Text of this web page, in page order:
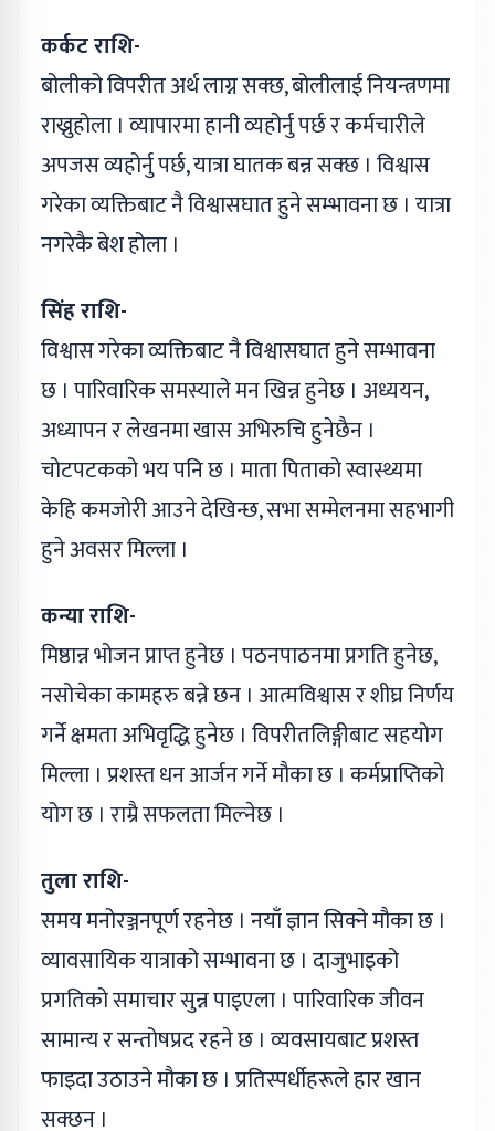
कर्कट राशि-
बोलीको विपरीत अर्थ लाग्न सक्छ, बोलीलाई नियन्त्रणमा
राख्नुहोला । व्यापारमा हानी व्यहोर्नु पर्छ र कर्मचारीले
अपजस व्यहोर्नु पर्छ, यात्रा घातक बन्न सक्छ । विश्वास
गरेका व्यक्तिबाट नै विश्वासघात हुने सम्भावना छ । यात्रा
नगरेकै बेश होला ।
सिंह राशि-
विश्वास गरेका व्यक्तिबाट नै विश्वासघात हुने सम्भावना
छ । पारिवारिक समस्याले मन खिन्न हुनेछ । अध्ययन,
अध्यापन र लेखनमा खास अभिरुचि हुनेछैन ।
चोटपटकको भय पनि छ । माता पिताको स्वास्थ्यमा
केहि कमजोरी आउने देखिन्छ, सभा सम्मेलनमा सहभागी
हुने अवसर मिल्ला ।
कन्या राशि-
मिष्ठान्न भोजन प्राप्त हुनेछ । पठनपाठनमा प्रगति हुनेछ,
नसोचेका कामहरु बन्ने छन । आत्मविश्वास र शीघ्र निर्णय
गर्ने क्षमता अभिवृद्धि हुनेछ । विपरीतलि‌ङ्गीबाट सहयोग
मिल्ला । प्रशस्त धन आर्जन गर्ने मौका छ । कर्मप्राप्तिको
योग छ । राम्रै सफलता मिल्नेछ ।
तुला राशि-
समय मनोरञ्जनपूर्ण रहनेछ । नयाँ ज्ञान सिक्ने मौका छ ।
व्यावसायिक यात्राको सम्भावना छ । दाजुभाइको
प्रगतिको समाचार सुन्न पाइएला । पारिवारिक जीवन
सामान्य र सन्तोषप्रद रहने छ । व्यवसायबाट प्रशस्त
फाइदा उठाउने मौका छ । प्रतिस्पर्धीहरूले हार खान
सक्छन ।